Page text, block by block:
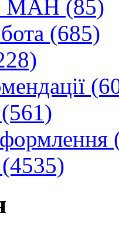
МАН (85)
(685)